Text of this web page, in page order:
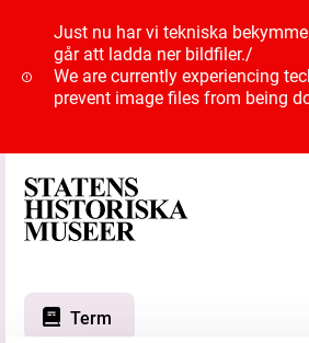
Just nu har vi tekniska
går att ladda ner bildfiler./
We are currently experiencing
prevent image files from being
Term